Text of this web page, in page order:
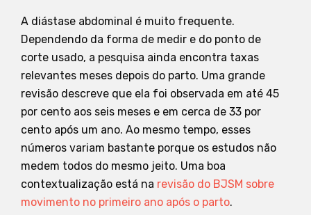
A diástase abdominal é muito frequente.
Dependendo da forma de medir e do ponto de
corte usado, a pesquisa ainda encontra taxas
relevantes meses depois do parto. Uma grande
revisão descreve que ela foi observada em até 45
por cento aos seis meses e em cerca de 33 por
cento após um ano. Ao mesmo tempo, esses
números variam bastante porque os estudos não
medem todos do mesmo jeito. Uma boa
contextualização está na revisão do BJSM sobre
movimento no primeiro ano após o parto.